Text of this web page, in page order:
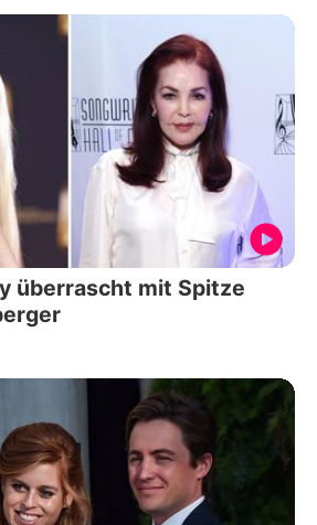
überrascht mit Spitze